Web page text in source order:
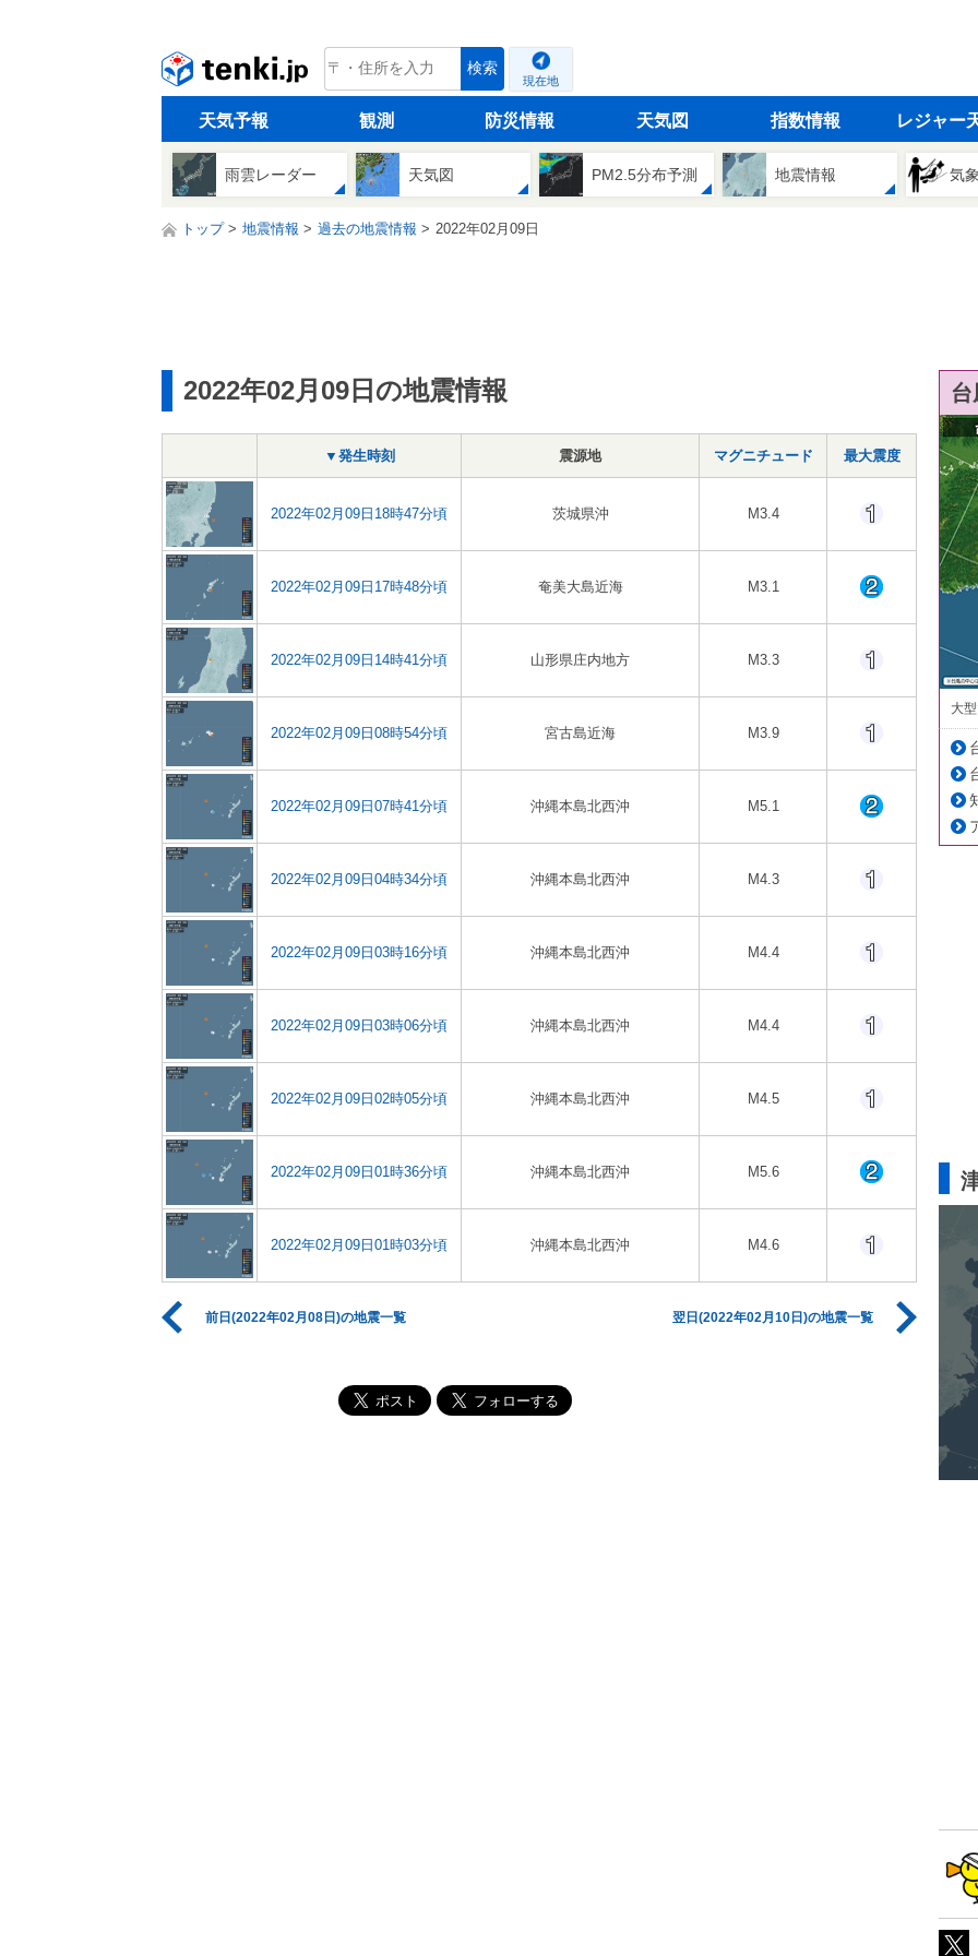
tenki.jp 検索
現在地
天気予報 観測 防災情報 天気図 指数情報 レジャー
雨雲レーダー 天気図 PM2.5分布予測 地震情報 気
トップ 地震情報 過去の地震情報 2022年02月09日
2022年02月09日の地震情報
▼発生時刻 震源地 マグニチュード 最大震度
2022年02月09日18時47分頃 茨城県沖 M3.4
2022年02月09日17時48分頃 奄美大島近海 M3.1
2022年02月09日14時41分頃 山形県庄内地方 M3.3
2022年02月09日08時54分頃 宮古島近海 M3.9
2022年02月09日07時41分頃 沖縄本島北西沖 M5.1
2022年02月09日04時34分頃 沖縄本島北西沖 M4.3
2022年02月09日03時16分頃 沖縄本島北西沖 M4.4
2022年02月09日03時06分頃 沖縄本島北西沖 M4.4
2022年02月09日02時05分頃 沖縄本島北西沖 M4.5
2022年02月09日01時36分頃 沖縄本島北西沖 M5.6
2022年02月09日01時03分頃 沖縄本島北西沖 M4.6
前日(2022年02月08日)の地震一覧 翌日(2022年02月10日)の地震一覧
大